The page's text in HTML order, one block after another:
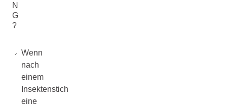
N
G
?
Wenn
nach
einem
Insektenstich
eine